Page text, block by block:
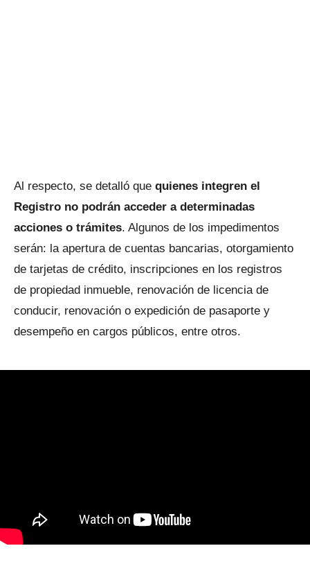
Al respecto, se detalló que quienes integren el
Registro no podrán acceder a determinadas
acciones o trámites. Algunos de los impedimentos
serán: la apertura de cuentas bancarias, otorgamiento
de tarjetas de crédito, inscripciones en los registros
de propiedad inmueble, renovación de licencia de
conducir, renovación o expedición de pasaporte y
desempeño en cargos públicos, entre otros.